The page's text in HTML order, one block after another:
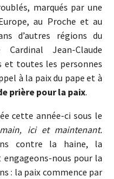
marqués par une
au Proche et au
d’autres régions du
Jean-Claude
et toutes les personnes
à la paix du pape et à
prière pour la paix.
cette année-ci sous le
ici et maintenant.
contre la haine, la
nous pour la
: la paix commence par